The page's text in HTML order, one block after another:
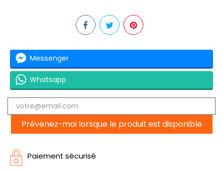
Messenger
Whatsapp
Prévenez-moi lorsque le produit est disponible
Paiement sécurisé